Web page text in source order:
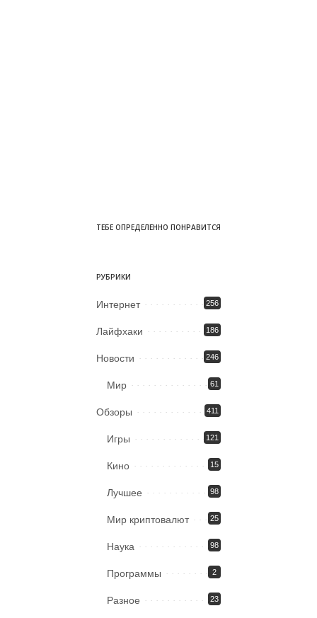
ТЕБЕ ОПРЕДЕЛЕННО ПОНРАВИТСЯ
РУБРИКИ
Интернет 256
Лайфхаки 186
Новости 246
Мир 61
Обзоры 411
Игры 121
Кино 15
Лучшее 98
Мир криптовалют 25
Наука 98
Программы 2
Разное 23